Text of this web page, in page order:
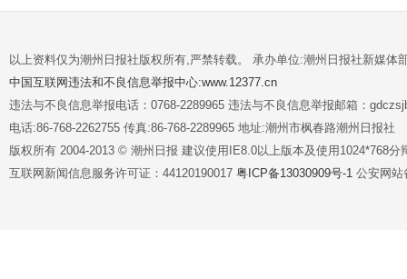
以上资料仅为潮州日报社版权所有,严禁转载。 承办单位:潮州日报社新媒体
中国互联网违法和不良信息举报中心:www.12377.cn
违法与不良信息举报电话：0768-2289965 违法与不良信息举报邮箱：
电话:86-768-2262755 传真:86-768-2289965 地址:潮州市枫春路潮州日报社
版权所有 2004-2013 © 潮州日报 建议使用IE8.0以上版本及使用1024*768分
互联网新闻信息服务许可证：44120190017 粤ICP备13030909号-1 公安网站